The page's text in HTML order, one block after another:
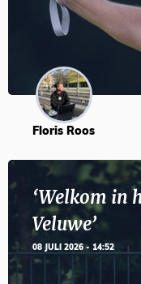
Floris Roos
‘Welkom in
Veluwe’
08 JULI 2026 - 14:52